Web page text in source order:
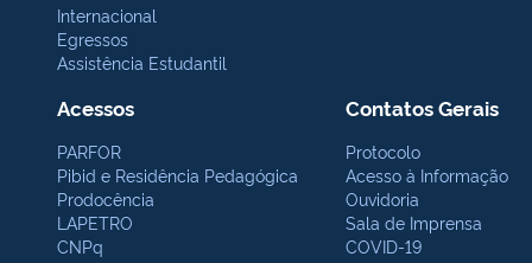
Internacional
Egressos
Assistência Estudantil
Acessos
PARFOR
Pibid e Residência Pedagógica
Prodocência
LAPETRO
CNPq
Contatos Gerais
Protocolo
Acesso à Informação
Ouvidoria
Sala de Imprensa
COVID-19